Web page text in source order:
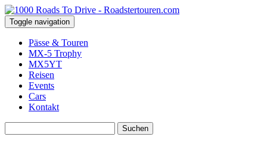
Toggle navigation
Pässe & Touren
MX-5 Trophy
MX5YT
Reisen
Events
Cars
Kontakt
nach: